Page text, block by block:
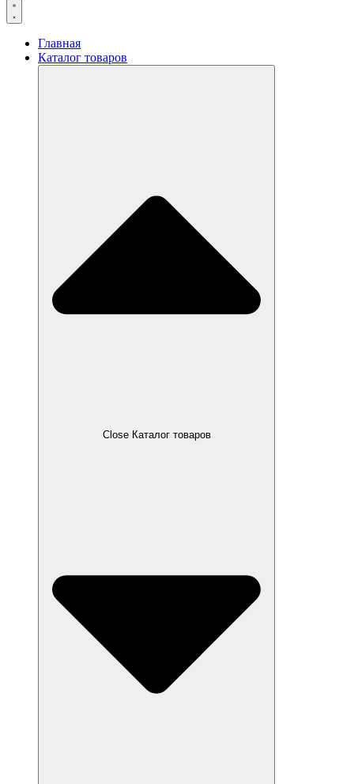
Главная
Каталог товаров
Close Каталог товаров